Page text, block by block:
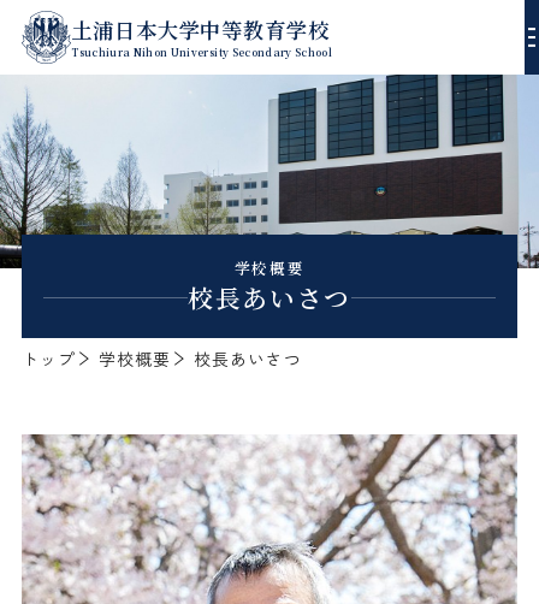
土浦日本大学中等教育学校
Tsuchiura Nihon University Secondary School
校長あいさつ
エンブレム
制服
施設
学習指導
ゼミ・課外授業
部活動
年間行事
入試方式
過去の入試結果
証明書等の申し込み
学校概要
校長あいさつ
トップ 学校概要 校長あいさつ